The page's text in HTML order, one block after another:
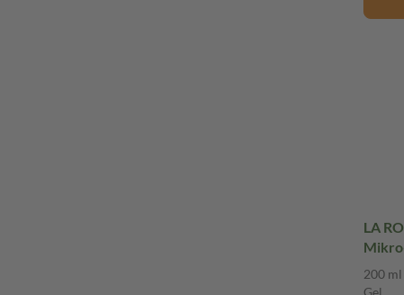
LA
Mikro-
ml Gel
200 ml
Gel